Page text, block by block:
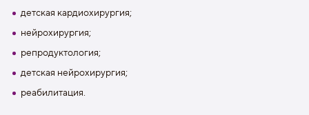
детская кардиохирургия;
нейрохирургия;
репродуктология;
детская нейрохирургия;
реабилитация.